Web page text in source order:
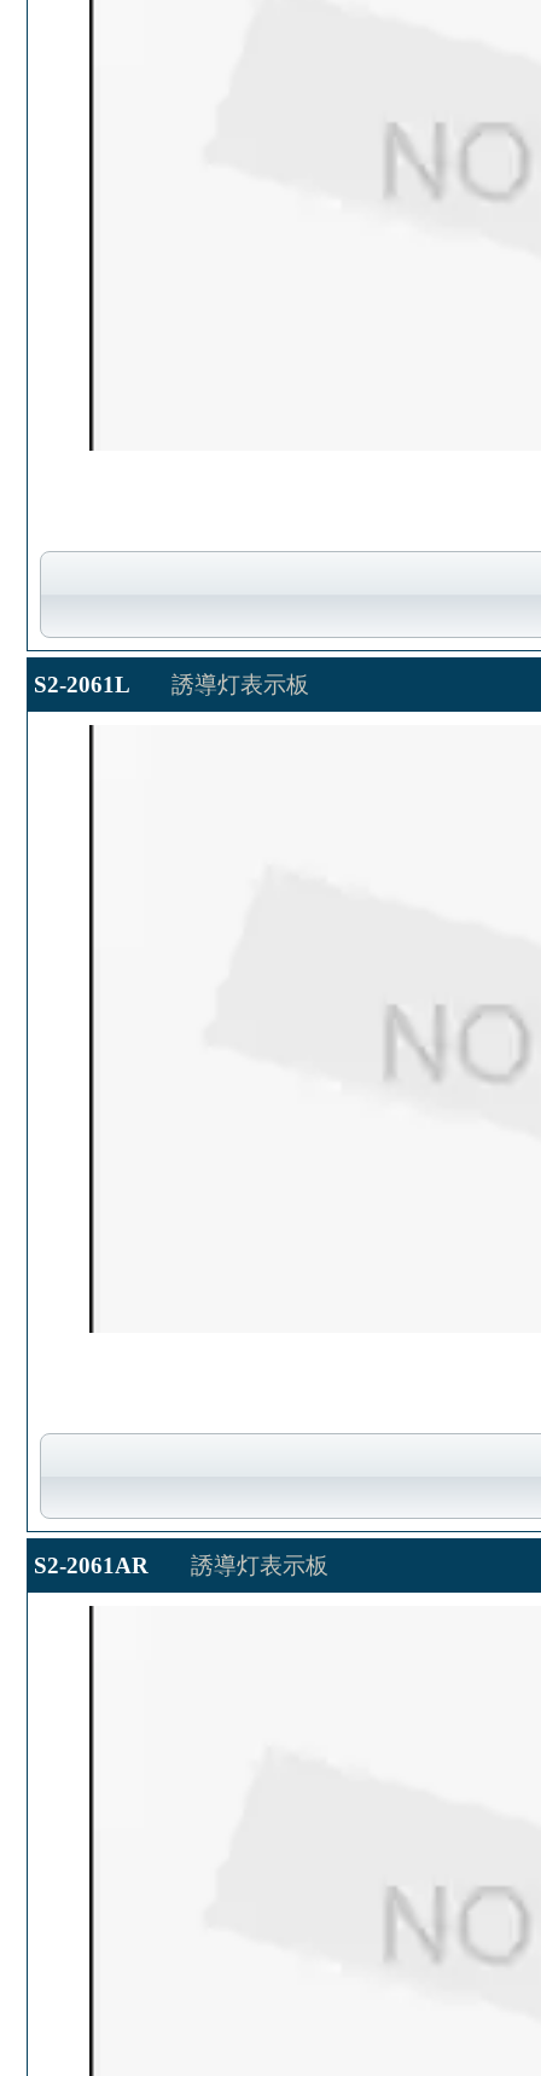
S2-2061L 誘導灯表示板
S2-2061AR 誘導灯表示板